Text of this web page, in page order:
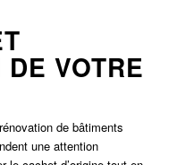
VOTRE
de bâtiments
une attention